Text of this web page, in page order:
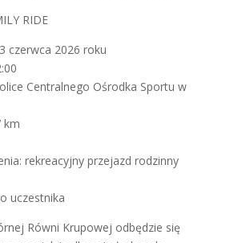
RIDE
czerwca 2026 roku
Centralnego Ośrodka Sportu w
km
rekreacyjny przejazd rodzinny
uczestnika
Równi Krupowej odbędzie się